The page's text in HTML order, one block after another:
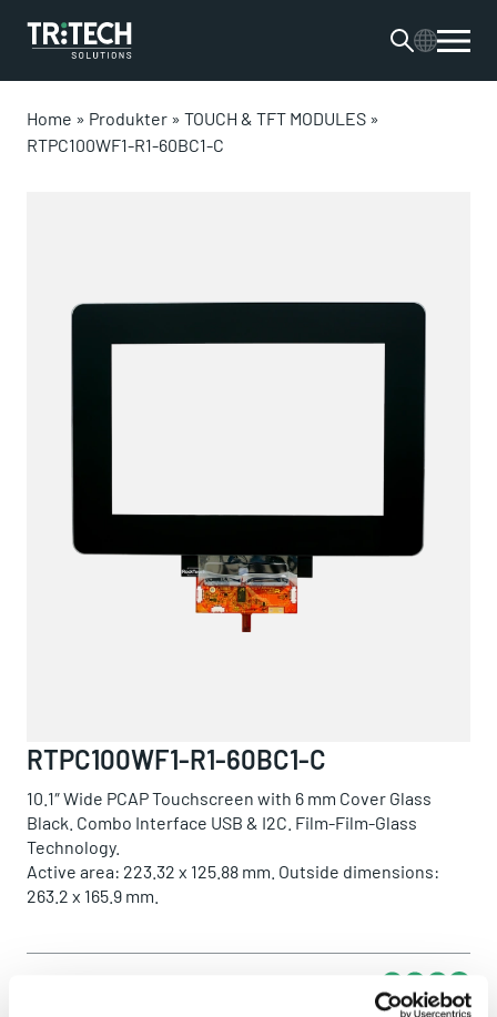
Home » Produkter » TOUCH & TFT MODULES »
RTPC100WF1-R1-60BC1-C
RTPC100WF1-R1-60BC1-C
10.1″ Wide PCAP Touchscreen with 6 mm Cover Glass
Black. Combo Interface USB & I2C. Film-Film-Glass
Technology.
Active area: 223.32 x 125.88 mm. Outside dimensions:
263.2 x 165.9 mm.